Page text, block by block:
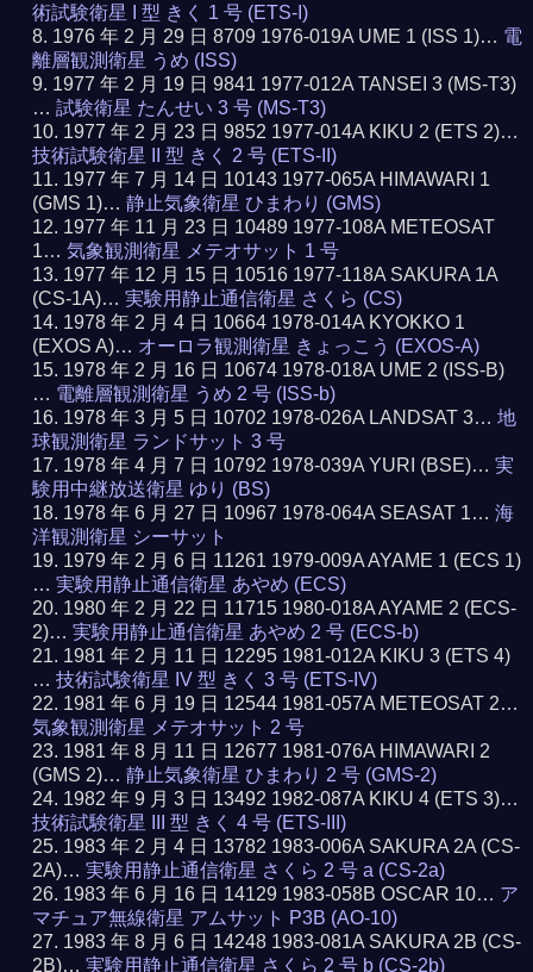
術試験衛星 I 型 きく 1 号 (ETS-I)
1976 年 2 月 29 日 8709 1976-019A UME 1 (ISS 1)… 電
離層観測衛星 うめ (ISS)
1977 年 2 月 19 日 9841 1977-012A TANSEI 3 (MS-T3)
…試験衛星 たんせい 3 号 (MS-T3)
1977 年 2 月 23 日 9852 1977-014A KIKU 2 (ETS 2)…
技術試験衛星 II 型 きく 2 号 (ETS-II)
1977 年 7 月 14 日 10143 1977-065A HIMAWARI 1
(GMS 1)…静止気象衛星 ひまわり (GMS)
1977 年 11 月 23 日 10489 1977-108A METEOSAT
1…気象観測衛星 メテオサット 1 号
1977 年 12 月 15 日 10516 1977-118A SAKURA 1A
(CS-1A)…実験用静止通信衛星 さくら (CS)
1978 年 2 月 4 日 10664 1978-014A KYOKKO 1
(EXOS A)… オーロラ観測衛星 きょっこう (EXOS-A)
1978 年 2 月 16 日 10674 1978-018A UME 2 (ISS-B)
… 電離層観測衛星 うめ 2 号 (ISS-b)
1978 年 3 月 5 日 10702 1978-026A LANDSAT 3…地
球観測衛星 ランドサット 3 号
1978 年 4 月 7 日 10792 1978-039A YURI (BSE)…実
験用中継放送衛星 ゆり (BS)
1978 年 6 月 27 日 10967 1978-064A SEASAT 1…海
洋観測衛星 シーサット
1979 年 2 月 6 日 11261 1979-009A AYAME 1 (ECS 1)
…実験用静止通信衛星 あやめ (ECS)
1980 年 2 月 22 日 11715 1980-018A AYAME 2 (ECS-
2)…実験用静止通信衛星 あやめ 2 号 (ECS-b)
1981 年 2 月 11 日 12295 1981-012A KIKU 3 (ETS 4)
…技術試験衛星 IV 型 きく 3 号 (ETS-IV)
1981 年 6 月 19 日 12544 1981-057A METEOSAT 2…
気象観測衛星 メテオサット 2 号
1981 年 8 月 11 日 12677 1981-076A HIMAWARI 2
(GMS 2)…静止気象衛星 ひまわり 2 号 (GMS-2)
1982 年 9 月 3 日 13492 1982-087A KIKU 4 (ETS 3)…
技術試験衛星 III 型 きく 4 号 (ETS-III)
1983 年 2 月 4 日 13782 1983-006A SAKURA 2A (CS-
2A)…実験用静止通信衛星 さくら 2 号 a (CS-2a)
1983 年 6 月 16 日 14129 1983-058B OSCAR 10… ア
マチュア無線衛星 アムサット P3B (AO-10)
1983 年 8 月 6 日 14248 1983-081A SAKURA 2B (CS-
2B)…実験用静止通信衛星 さくら 2 号 b (CS-2b)